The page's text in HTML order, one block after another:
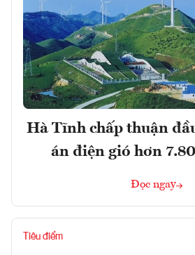
Hà Tĩnh chấp thuận
án điện gió hơn
Đọc ngay
Tiêu điểm